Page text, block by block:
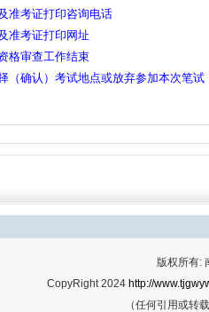
准考证打印咨询电话
准考证打印网址
格审查工作结束
（确认）考试地点或放弃参加本次笔试
版权所有:
CopyRight 2024 http://
（任何引用或转